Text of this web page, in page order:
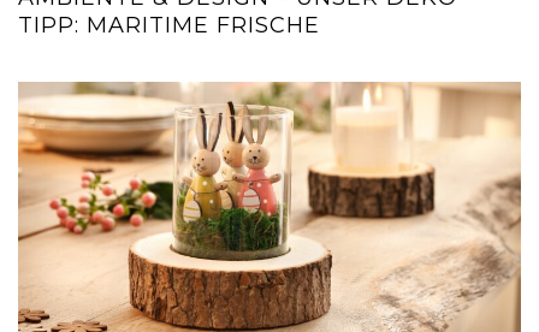
TIPP: MARITIME FRISCHE